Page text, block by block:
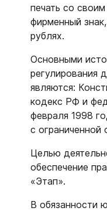
печать со
фирменный
рублях.
Основными
регулирования
являются:
кодекс РФ и
февраля 1998
с ограниченной
Целью
обеспечение
«Этап».
В обязанности